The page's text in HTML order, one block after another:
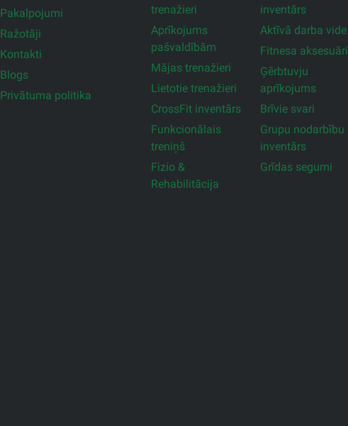
Pakalpojumi
Ražotāji
Kontakti
Blogs
Privātuma politika
trenažieri
Aprīkojums
pašvaldībām
Mājas trenažieri
Lietotie trenažieri
CrossFit inventārs
Funkcionālais
treniņš
Fizio &
Rehabilitācija
inventārs
Aktīvā darba vide
Fitnesa aksesuāri
Ģērbtuvju
aprīkojums
Brīvie svari
Grupu nodarbību
inventārs
Grīdas segumi